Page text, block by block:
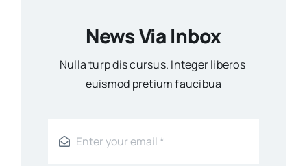
News Via Inbox
Nulla turp dis cursus. Integer liberos
euismod pretium faucibua